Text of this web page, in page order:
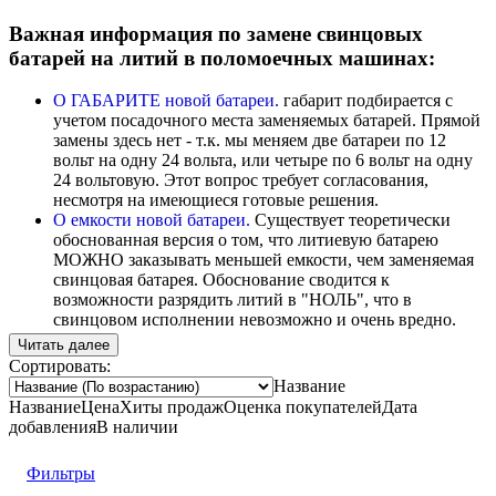
Важная информация по замене свинцовых
батарей на литий в поломоечных машинах:
О ГАБАРИТЕ новой батареи. габарит подбирается с
учетом посадочного места заменяемых батарей. Прямой
замены здесь нет - т.к. мы меняем две батареи по 12
вольт на одну 24 вольта, или четыре по 6 вольт на одну
24 вольтовую. Этот вопрос требует согласования,
несмотря на имеющиеся готовые решения.
О емкости новой батареи. Существует теоретически
обоснованная версия о том, что литиевую батарею
МОЖНО заказывать меньшей емкости, чем заменяемая
свинцовая батарея. Обоснование сводится к
возможности разрядить литий в "НОЛЬ", что в
свинцовом исполнении невозможно и очень вредно.
Называются цифры 20-25% от емкости свинца. В теории
это правильно, но на практике, в условиях работы
батареи 24/7 в корне НЕВЕРНО! Не учитывается
температурный режим, при котором, в момент разряда и
последующего заряда литиевая батарея, работающая "на
полную катушку" не успевает охладится, что
ситуации блокировки батареи платой контроля.
Читать далее
Сортировать:
Название
НазваниеЦенаХиты продажОценка покупателейДата
добавленияВ наличии
Фильтры